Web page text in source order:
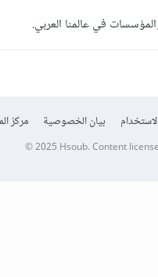
في عالمنا العربي.
بيان الخصوصية مركز
© 2025 Hsoub.Content